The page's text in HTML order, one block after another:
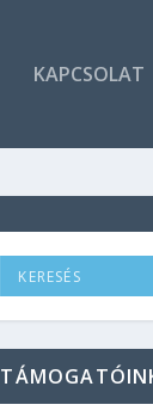
KAPCSOLAT